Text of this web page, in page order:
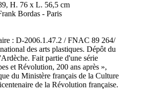
H. 76 x L. 56,5 cm
Bordas - Paris
: D-2006.1.47.2 / FNAC 89 264/
des arts plastiques. Dépôt du
Fait partie d'une série
et Révolution, 200 ans après »,
du Ministère français de la Culture
de la Révolution française.